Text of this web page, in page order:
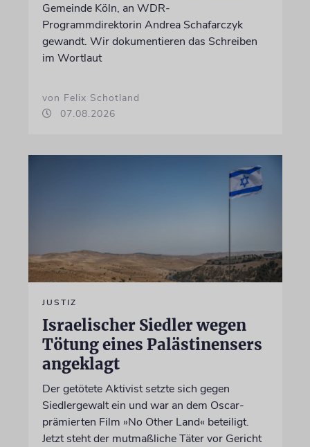
Gemeinde Köln, an WDR-
Programmdirektorin Andrea Schafarczyk
gewandt. Wir dokumentieren das Schreiben
im Wortlaut
von Felix Schotland
07.08.2026
JUSTIZ
Israelischer Siedler wegen
Tötung eines Palästinensers
angeklagt
Der getötete Aktivist setzte sich gegen
Siedlergewalt ein und war an dem Oscar-
prämierten Film »No Other Land« beteiligt.
Jetzt steht der mutmaßliche Täter vor Gericht